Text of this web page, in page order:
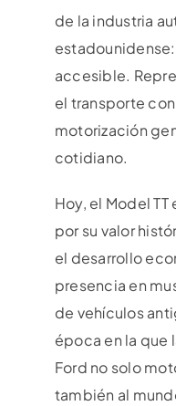
de la industria
accesible.
el transporte
motorización
cotidiano.
Hoy, el Model
por su valor
el desarrollo
presencia en
de vehículos
época en la que
Ford no solo
también al